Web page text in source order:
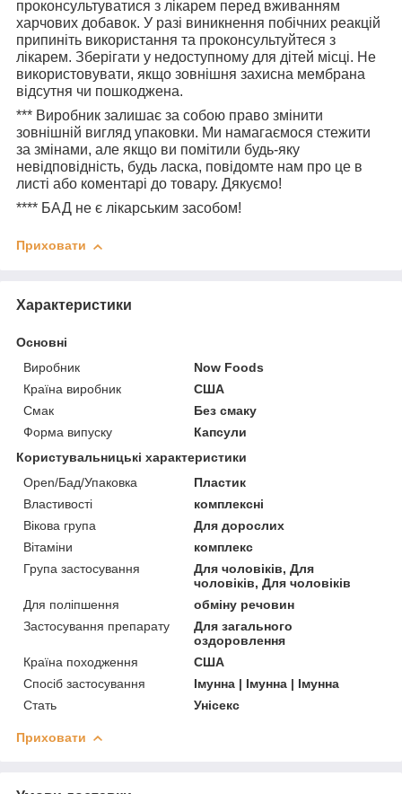
проконсультуватися з лікарем перед вживанням
харчових добавок. У разі виникнення побічних реакцій
припиніть використання та проконсультуйтеся з
лікарем. Зберігати у недоступному для дітей місці. Не
використовувати, якщо зовнішня захисна мембрана
відсутня чи пошкоджена.
*** Виробник залишає за собою право змінити
зовнішній вигляд упаковки. Ми намагаємося стежити
за змінами, але якщо ви помітили будь-яку
невідповідність, будь ласка, повідомте нам про це в
листі або коментарі до товару. Дякуємо!
**** БАД не є лікарським засобом!
Приховати
Характеристики
Основні
Виробник
Now Foods
Країна виробник
США
Смак
Без смаку
Форма випуску
Капсули
Користувальницькі характеристики
Open/Бад/Упаковка
Пластик
Властивості
комплексні
Вікова група
Для дорослих
Вітаміни
комплекс
Група застосування
Для чоловіків, Для
чоловіків, Для чоловіків
Для поліпшення
обміну речовин
Застосування препарату
Для загального
оздоровлення
Країна походження
США
Спосіб застосування
Імунна | Імунна | Імунна
Стать
Унісекс
Приховати